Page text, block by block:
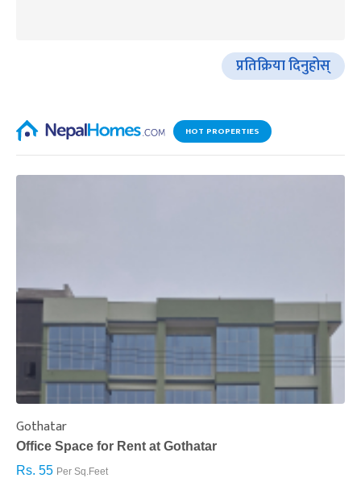
प्रतिक्रिया दिनुहोस्
HOT PROPERTIES
Gothatar
Office Space for Rent at Gothatar
Rs. 55 Per Sq.Feet